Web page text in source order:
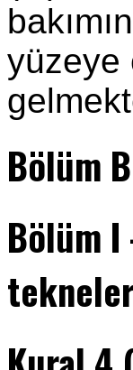
yüzeye
Bölüm
Bölüm